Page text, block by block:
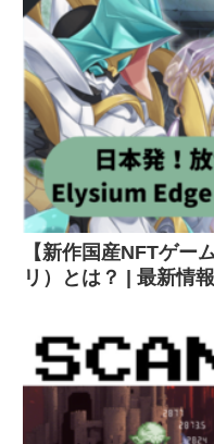
【新作国産NFTゲ
リ）とは？ | 最新情